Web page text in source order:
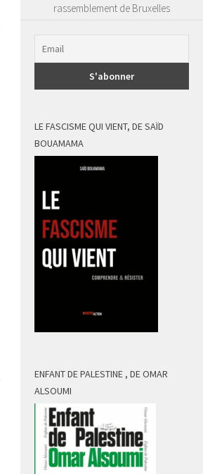
rassemblement de Bruxelles
LE FASCISME QUI VIENT, DE SAÏD
BOUAMAMA
ENFANT DE PALESTINE , DE OMAR
ALSOUMI